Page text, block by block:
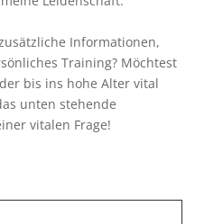
Informationen,
Training? Möchtest
bis ins hohe Alter vital
unten stehende
vitalen Frage!